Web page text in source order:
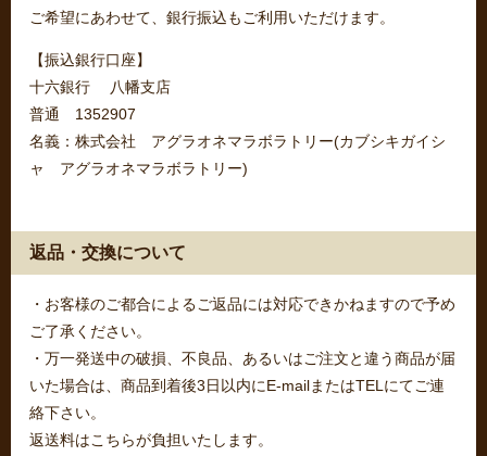
ご希望にあわせて、銀行振込もご利用いただけます。
【振込銀行口座】
十六銀行 八幡支店
普通 1352907
名義：株式会社 アグラオネマラボラトリー(カブシキガイシ
ャ アグラオネマラボラトリー)
返品・交換について
・お客様のご都合によるご返品には対応できかねますので予め
ご了承ください。
・万一発送中の破損、不良品、あるいはご注文と違う商品が届
いた場合は、商品到着後3日以内にE-mailまたはTELにてご連
絡下さい。
返送料はこちらが負担いたします。